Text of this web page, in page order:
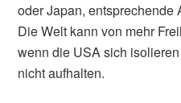
oder Japan, entsprechende
Die Welt kann von mehr
wenn die USA sich
nicht aufhalten.